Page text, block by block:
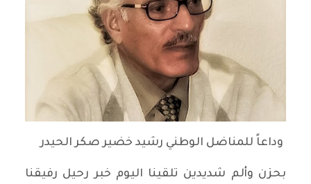
وداعاً للمناضل الوطني رشيد خضير صكر الحيدر
بحزن وألم شديدين تلقينا اليوم خبر رحيل رفيقنا